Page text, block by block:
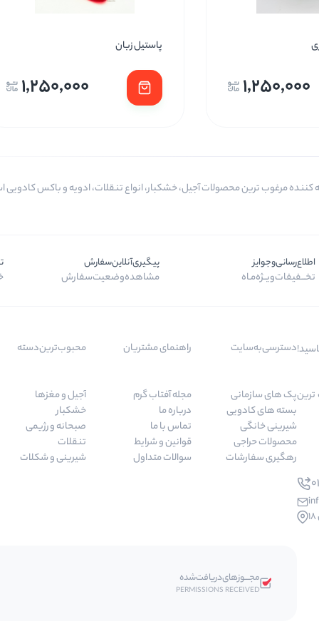
1,250,000
پاستیل زبان
1,250,000
اطلاع‌رسانی‌و‌جوایز
تخـــفیفات‌ویــژه‌مـاه
پیگیری‌آنلاین‌سفارش
مشاهده‌وضعیت‌سفارش
ترین
دسترسی‌به‌سایت
پک های سازمانی
بسته های کادویی
شیرینی خانگی
محصولات حراجی
رهگیری سفارشات
راهنمای مشتریان
مجله آفتاب گرم
درباره ما
تماس با ما
قوانین و شرایط
سوالات متداول
محبوب‌ترین‌دسته‌
آجیل و مغزها
خشکبار
صبحانه و رژیمی
تنقلات
شیرینی و شکلات
مجـــوز‌های‌دریافت‌شده
PERMISSIONS RECEIVED